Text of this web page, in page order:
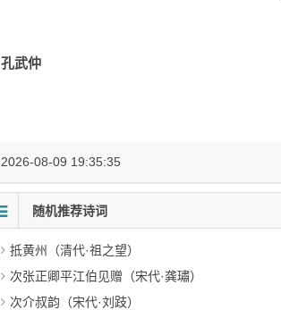
孔武仲
2026-08-09 19:35:35
随机推荐诗词
抵黄州（清代·祖之望）
次张正卿平江伯见赠（宋代·龚璛）
次介叔韵（宋代·刘跂）